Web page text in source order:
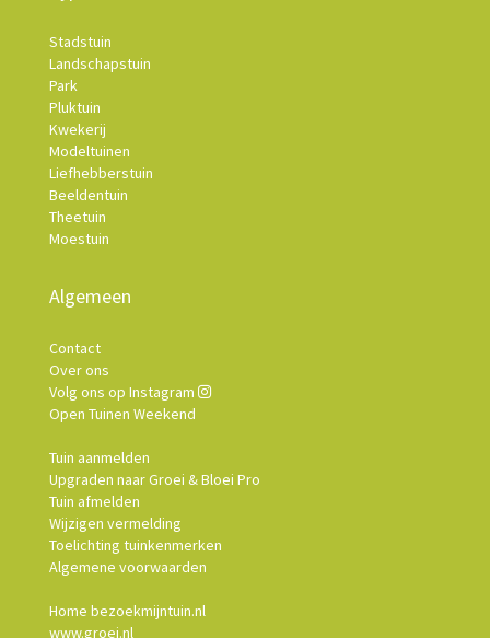
Stadstuin
Landschapstuin
Park
Pluktuin
Kwekerij
Modeltuinen
Liefhebberstuin
Beeldentuin
Theetuin
Moestuin
Algemeen
Contact
Over ons
Volg ons op Instagram
Open Tuinen Weekend
Tuin aanmelden
Upgraden naar Groei & Bloei Pro
Tuin afmelden
Wijzigen vermelding
Toelichting tuinkenmerken
Algemene voorwaarden
Home bezoekmijntuin.nl
www.groei.nl